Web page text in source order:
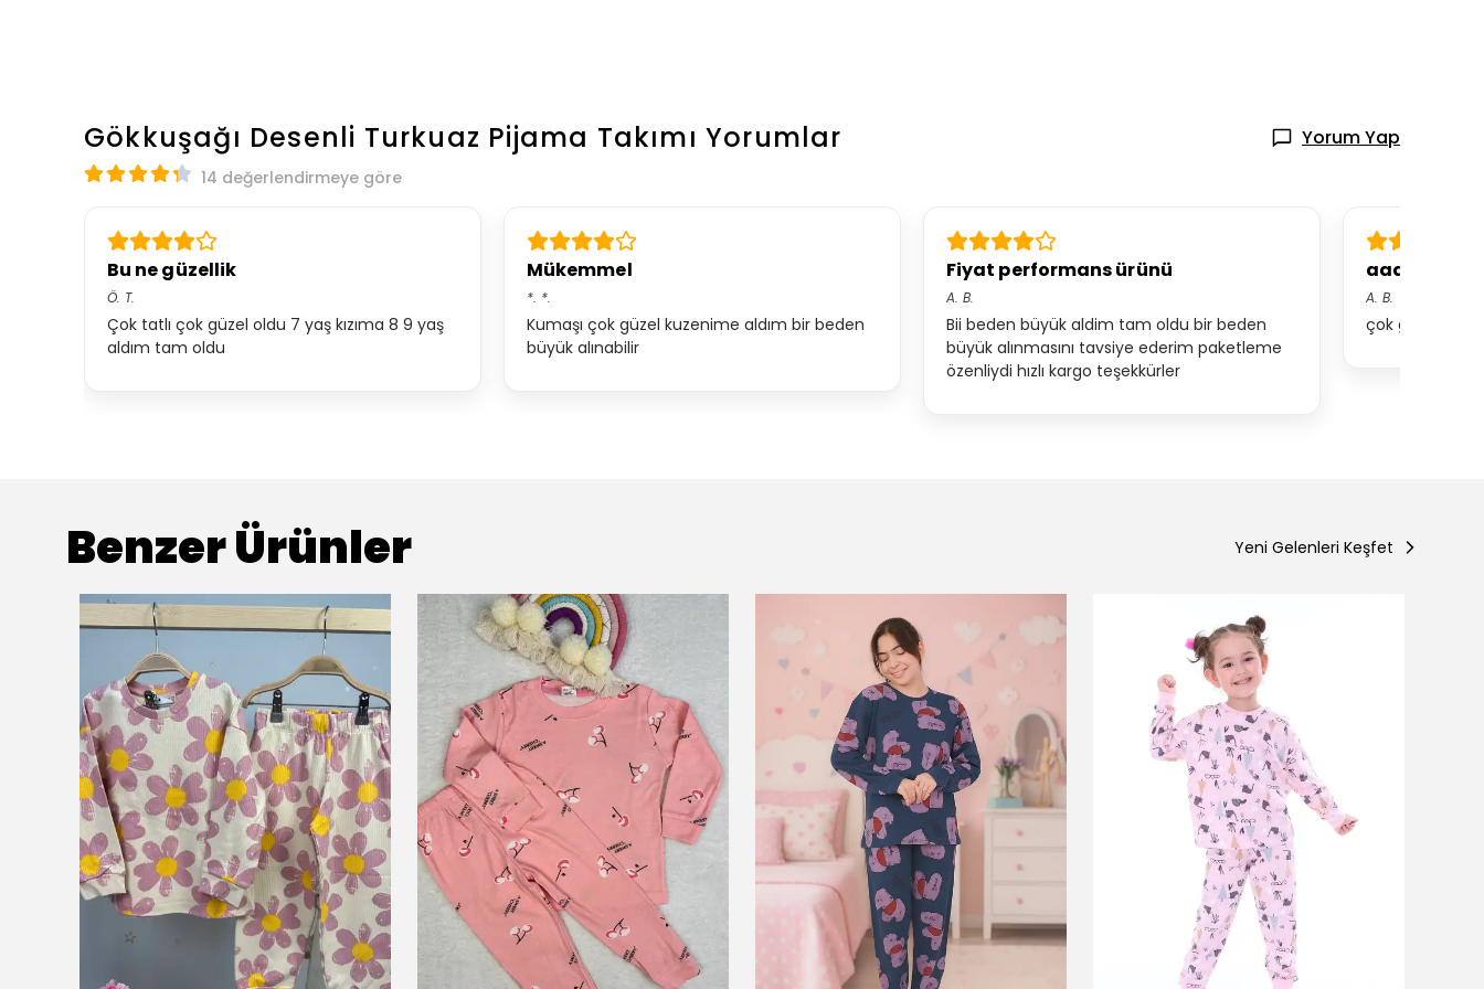
Gökkuşağı Desenli Turkuaz Pijama Takımı Yorumlar Yorum Yap
14 değerlendirmeye göre
Bu ne güzellik
Ö. T.
Çok tatlı çok güzel oldu 7 yaş kızıma 8 9 yaş
aldım tam oldu
Mükemmel
*. *.
Kumaşı çok güzel kuzenime aldım bir beden
büyük alınabilir
Fiyat performans ürünü
A. B.
Bii beden büyük aldim tam oldu bir beden
büyük alınmasını tavsiye ederim paketleme
özenliydi hızlı kargo teşekkürler
aaa
A. B.
çok güzel tatlış
Benzer Ürünler Yeni Gelenleri Keşfet